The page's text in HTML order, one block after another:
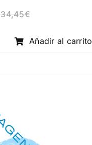
34,45€El
original
era:
El
actual
es:
Añadir al carrito